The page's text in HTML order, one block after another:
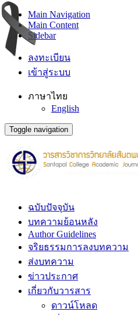
Main Navigation
Main Content
Sidebar
ลงทะเบียน
เข้าสู่ระบบ
ภาษาไทย
English
Toggle navigation
ฉบับปัจจุบัน
บทความย้อนหลัง
Author Guidelines
จริยธรรมการลงบทความ
ส่งบทความ
ข่าวประกาศ
เกี่ยวกับวารสาร
ดาวน์โหลด